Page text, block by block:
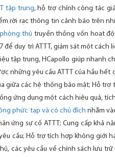
tập trung, hỗ trợ chính công tác
rời rạc thông tin cảnh báo trên
thủ truyền thống vốn hoạt
duy trì ATTT, giám sát một cách
tập trung, HCapollo giúp nhanh
những yêu cầu ATTT của hầu
giữa các hệ thống bảo mật; Hỗ
ứng dụng một cách hiệu quả,
phức tạp và có chủ đích nhằm
ứng sự cố ATTT; Cung cấp khả
cầu; Hỗ trợ tích hợp không giới
các yêu cầu về chính sách lưu